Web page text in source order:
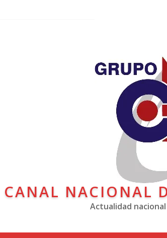
CANAL NACIONAL
Actualidad